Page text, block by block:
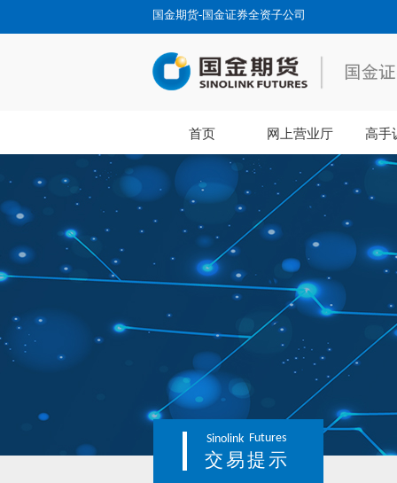
国金期货-国金证券全资子公司
首页 网上营业厅 高手
Sinolink Futures
交易提示